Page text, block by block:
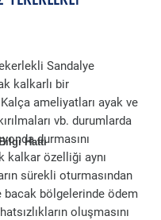
Sandalye
kalkarlı bir
ameliyatları ayak ve
vb. durumlarda
durmasını
kalkar özelliği aynı
sürekli oturmasından
bacak bölgelerinde ödem
oluşmasını
Hattı